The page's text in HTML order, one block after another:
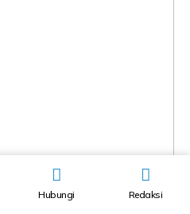
Hubungi Redaksi